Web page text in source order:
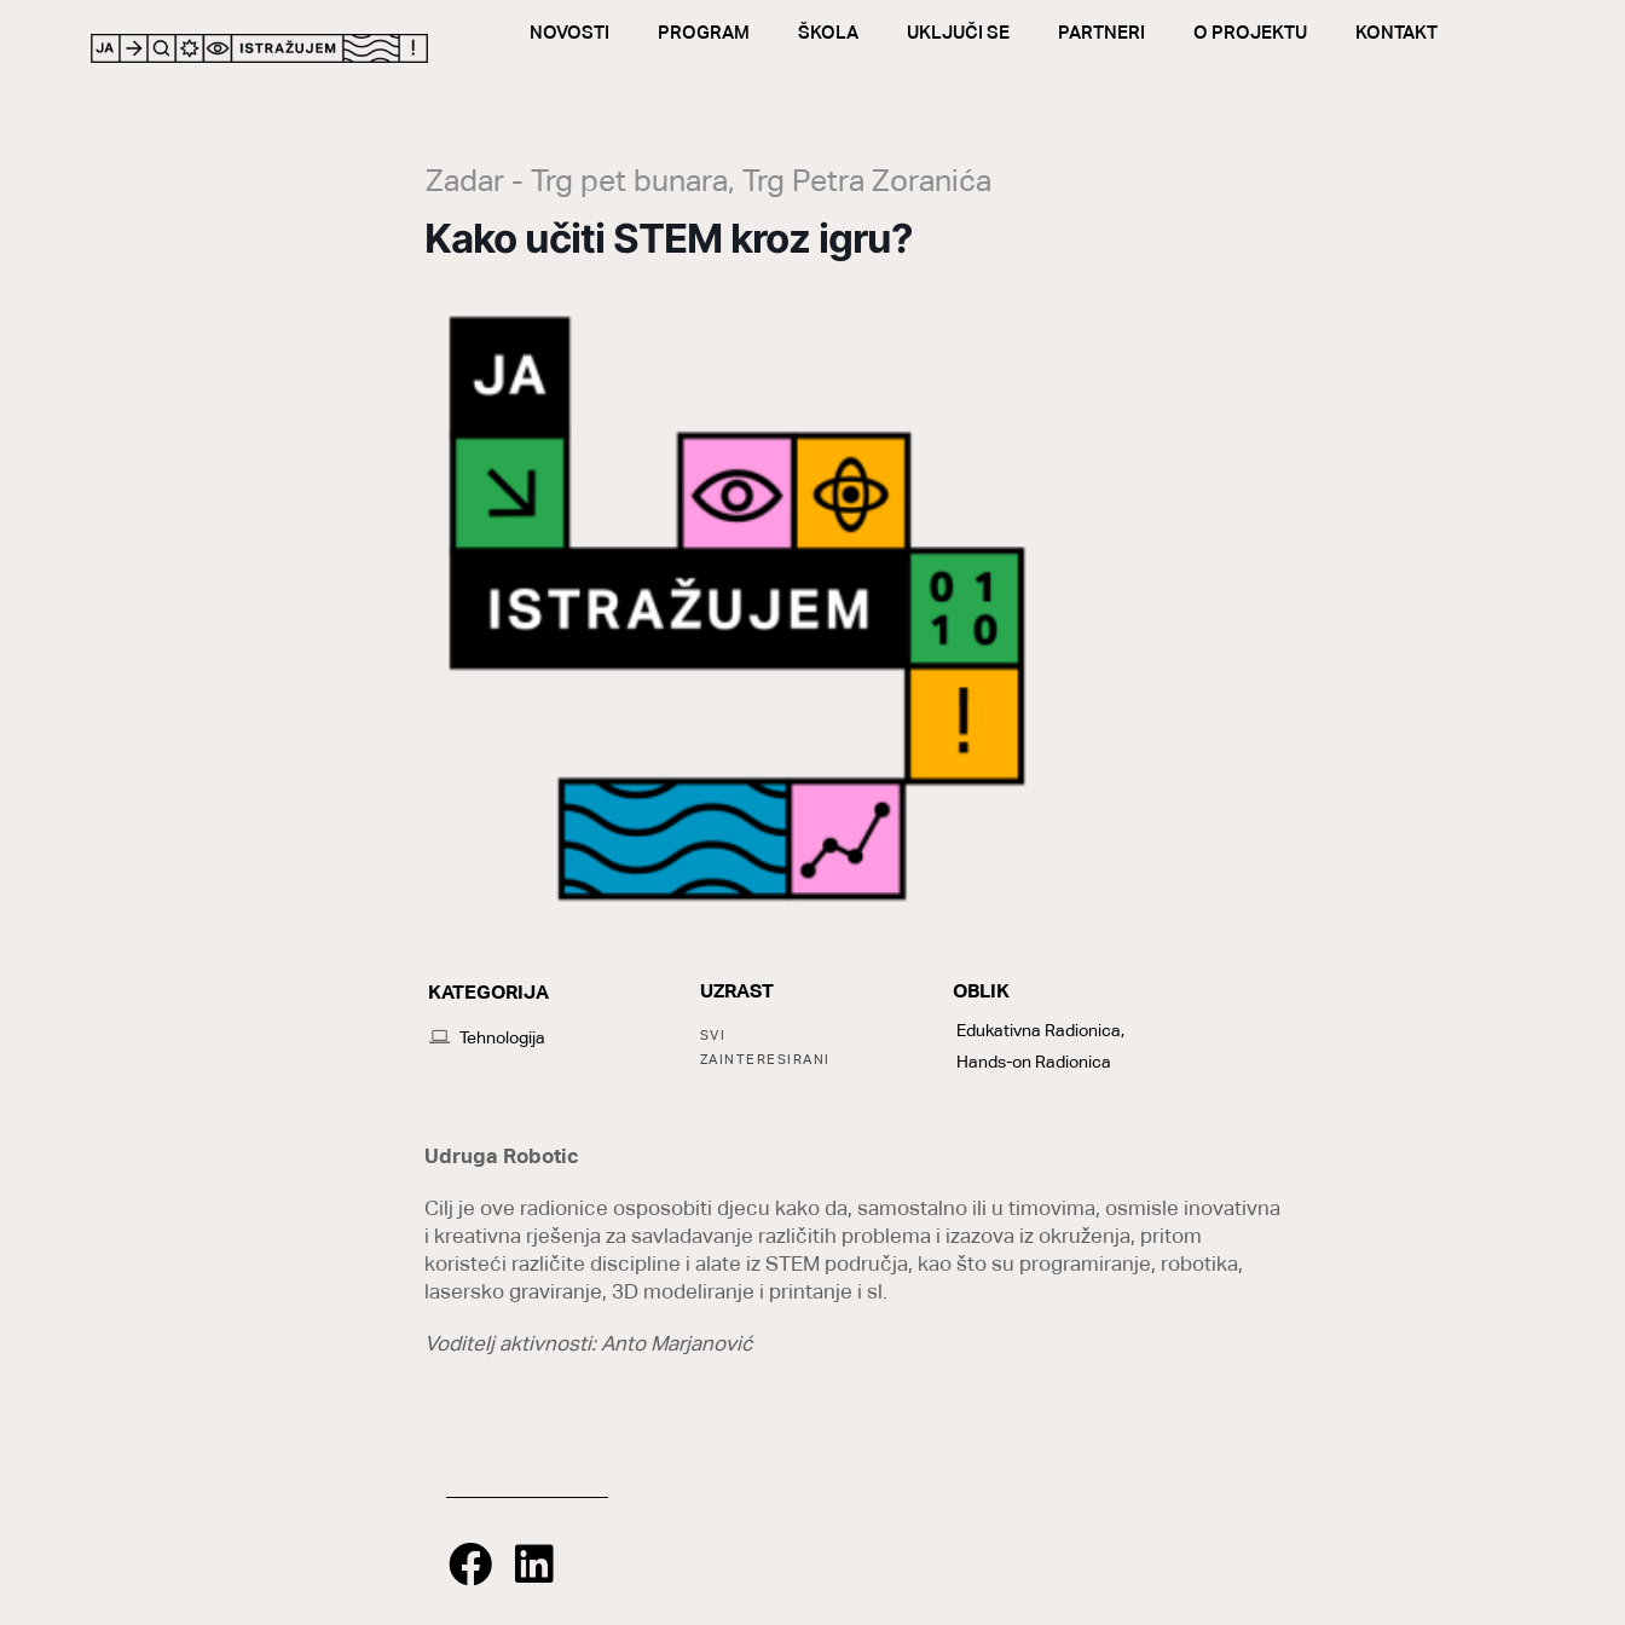
NOVOSTI PROGRAM ŠKOLA UKLJUČI SE PARTNERI O PROJEKTU KONTAKT
Zadar - Trg pet bunara, Trg Petra Zoranića
Kako učiti STEM kroz igru?
KATEGORIJA
CATEGORY
Tehnologija
UZRAST
SVI
ZAINTERESIRANI
OBLIK
LABELS
Edukativna Radionica,
Hands-on Radionica
Udruga Robotic
Cilj je ove radionice osposobiti djecu kako da, samostalno ili u timovima, osmisle inovativna
i kreativna rješenja za savladavanje različitih problema i izazova iz okruženja, pritom
koristeći različite discipline i alate iz STEM područja, kao što su programiranje, robotika,
lasersko graviranje, 3D modeliranje i printanje i sl.
Voditelj aktivnosti: Anto Marjanović